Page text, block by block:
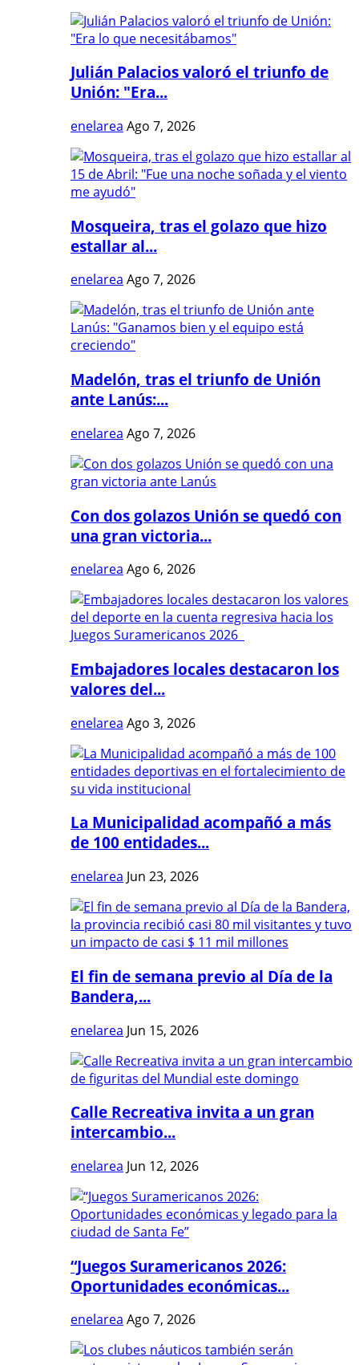
Julián Palacios valoró el triunfo de
Unión: "Era...
enelarea Ago 7, 2026
Mosqueira, tras el golazo que hizo
estallar al...
enelarea Ago 7, 2026
Madelón, tras el triunfo de Unión
ante Lanús:...
enelarea Ago 7, 2026
Con dos golazos Unión se quedó con
una gran victoria...
enelarea Ago 6, 2026
Embajadores locales destacaron los
valores del...
enelarea Ago 3, 2026
La Municipalidad acompañó a más
de 100 entidades...
enelarea Jun 23, 2026
El fin de semana previo al Día de la
Bandera,...
enelarea Jun 15, 2026
Calle Recreativa invita a un gran
intercambio...
enelarea Jun 12, 2026
“Juegos Suramericanos 2026:
Oportunidades económicas...
enelarea Ago 7, 2026